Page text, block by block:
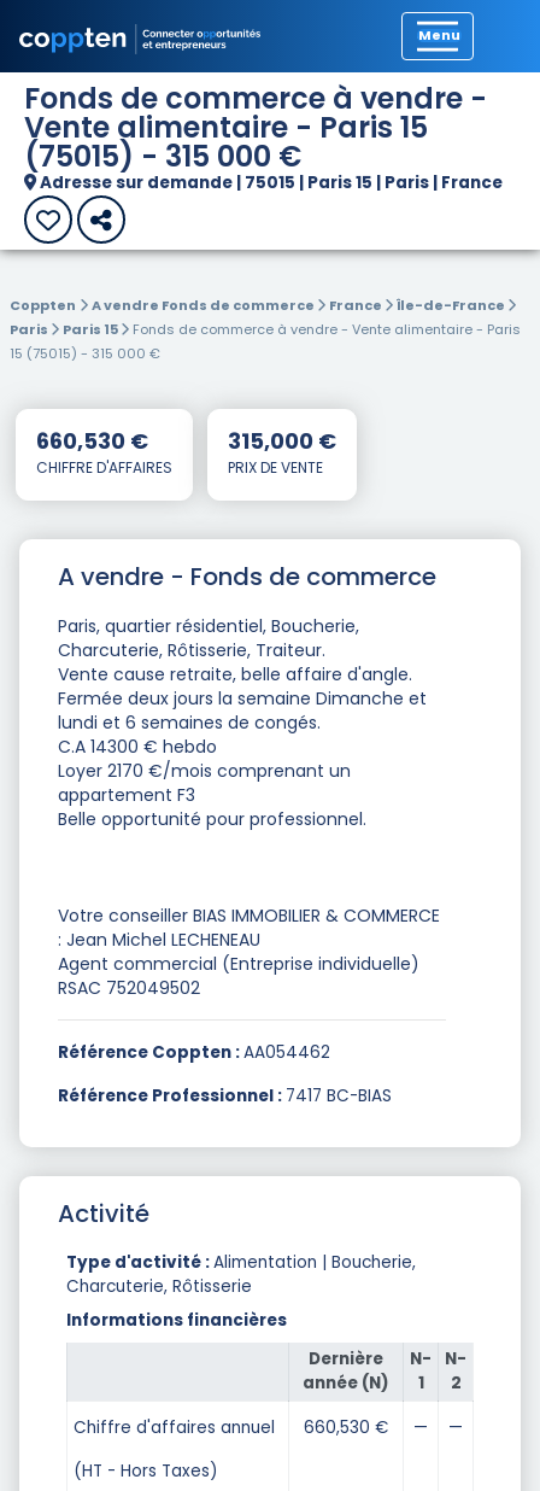
Fonds de commerce à vendre -
Vente alimentaire - Paris 15
(75015) - 315 000 €
Adresse sur demande | 75015 | Paris 15 | Paris | France
Coppten A vendre Fonds de commerce France
Île-de-France
Paris
Paris 15
Fonds de commerce à vendre - Vente alimentaire - Paris
15 (75015) - 315 000 €
660,530 €
CHIFFRE D'AFFAIRES
315,000 €
PRIX DE VENTE
A vendre - Fonds de commerce
Paris, quartier résidentiel, Boucherie,
Charcuterie, Rôtisserie, Traiteur.
Vente cause retraite, belle affaire d'angle.
Fermée deux jours la semaine Dimanche et
lundi et 6 semaines de congés.
C.A 14300 € hebdo
Loyer 2170 €/mois comprenant un
appartement F3
Belle opportunité pour professionnel.
Votre conseiller BIAS IMMOBILIER & COMMERCE
: Jean Michel LECHENEAU
Agent commercial (Entreprise individuelle)
RSAC 752049502
Référence Coppten :AA054462
Référence Professionnel : 7417 BC-BIAS
Activité
Type d'activité :Alimentation | Boucherie,
Charcuterie, Rôtisserie
Informations financières
Dernière
année (N)
N-
1
N-
2
Chiffre d'affaires annuel
(HT - Hors Taxes)
660,530 € — —